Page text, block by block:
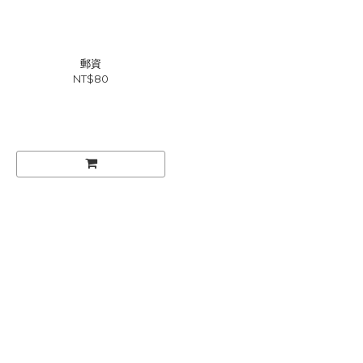
郵資
NT$80